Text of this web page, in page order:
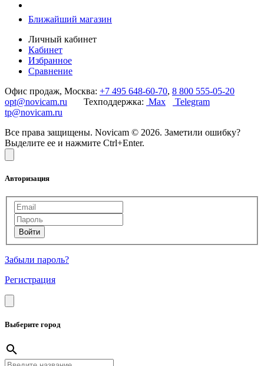
Ближайший магазин
Личный кабинет
Кабинет
Избранное
Сравнение
Офис продаж, Москва: +7 495 648-60-70, 8 800 555-05-20
opt@novicam.ru Техподдержка: Max
Telegram
tp@novicam.ru
Все права защищены. Novicam © 2026. Заметили ошибку?
Выделите ее и нажмите Ctrl+Enter.
Авторизация
Забыли пароль?
Регистрация
Выберите город